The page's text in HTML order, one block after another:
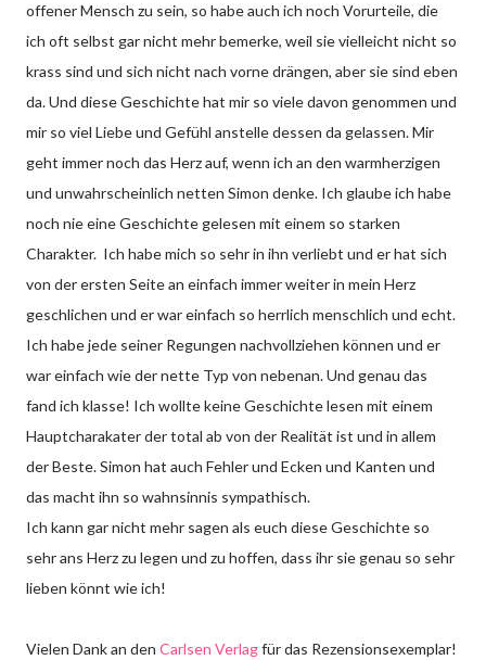
offener Mensch zu sein, so habe auch ich noch Vorurteile, die
ich oft selbst gar nicht mehr bemerke, weil sie vielleicht nicht so
krass sind und sich nicht nach vorne drängen, aber sie sind eben
da. Und diese Geschichte hat mir so viele davon genommen und
mir so viel Liebe und Gefühl anstelle dessen da gelassen. Mir
geht immer noch das Herz auf, wenn ich an den warmherzigen
und unwahrscheinlich netten Simon denke. Ich glaube ich habe
noch nie eine Geschichte gelesen mit einem so starken
Charakter. Ich habe mich so sehr in ihn verliebt und er hat sich
von der ersten Seite an einfach immer weiter in mein Herz
geschlichen und er war einfach so herrlich menschlich und echt.
Ich habe jede seiner Regungen nachvollziehen können und er
war einfach wie der nette Typ von nebenan. Und genau das
fand ich klasse! Ich wollte keine Geschichte lesen mit einem
Hauptcharakater der total ab von der Realität ist und in allem
der Beste. Simon hat auch Fehler und Ecken und Kanten und
das macht ihn so wahnsinnis sympathisch.
Ich kann gar nicht mehr sagen als euch diese Geschichte so
sehr ans Herz zu legen und zu hoffen, dass ihr sie genau so sehr
lieben könnt wie ich!
Vielen Dank an den Carlsen Verlagfür das Rezensionsexemplar!